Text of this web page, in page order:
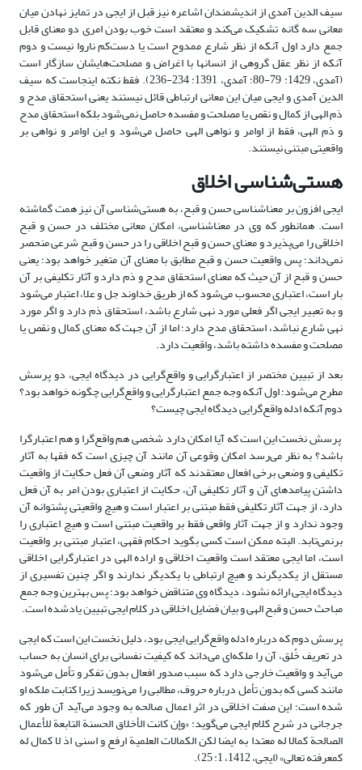
سیف الدین آمدی از اندیشمندان اشاعره نیز قبل از ایجی در تمایز نهادن میان
معانی سه گانه تشکیک می‌کند و معتقد است خوب بودن امری دو معنای قابل
جمع دارد اول آنکه از نظر شارع ممدوح است یا دست‌کم ناروا نیست و دوم
آنکه از نظر عقل گروهی از انسانها با اغراض و مصلحت‌هایشان سازگار است
(آمدی، 1429: 79-80؛ آمدی، 1391: 234-236). فقط نکته اینجاست که سیف
الدین آمدی و ایجی میان این معانی ارتباطی قائل نیستند یعنی استحقاق مدح و
ذم الهی از کمال و نقص یا مصلحت و مفسده حاصل نمی‌شود بلکه استحقاق مدح
و ذم الهی، فقط از اوامر و نواهی الهی حاصل می‌شود و این اوامر و نواهی بر
واقعیتی مبتنی نیستند.
هستی‌شناسی اخلاق
ایجی افزون بر معناشناسی حسن و قبح، به هستی‌شناسی آن نیز همت گماشته
است. همانطور که وی در معناشناسی، امکان معانی مختلف در حسن و قبح
اخلاقی را می‌پذیرد و معنای حسن و قبح اخلاقی را در حسن و قبح شرعی منحصر
نمی‌داند؛ پس واقعیت حسن و قبح مطابق با معنای آن متغیر خواهد بود؛ یعنی
حسن و قبح از آن حیث که معنای استحقاق مدح و ذم دارد و آثار تکلیفی بر آن
بار است، اعتباری محسوب می‌شود که از طریق خداوند جل و علا، اعتبار می‌شود
و به تعبیر ایجی اگر فعلی مورد نهی شارع باشد، استحقاق ذم دارد و اگر مورد
نهی شارع نباشد، استحقاق مدح دارد؛ اما از آن جهت که معنای کمال و نقص یا
مصلحت و مفسده داشته باشد، واقعیت دارد.
بعد از تبیین مختصر از اعتبارگرایی و واقع‌گرایی در دیدگاه ایجی، دو پرسش
مطرح می‌شود؛ اول آنکه وجه جمع اعتبارگرایی و واقع‌گرایی چگونه خواهد بود؟
دوم آنکه ادله واقع‌گرایی دیدگاه ایجی چیست؟
پرسش نخست این است که آیا امکان دارد شخصی هم واقع‌گرا و هم اعتبارگرا
باشد؟ به نظر می‌رسد امکان وقوعی آن مانند آن چیزی است که فقها به آثار
تکلیفی و وضعی برخی افعال معتقدند که آثار وضعی آن فعل حکایت از واقعیت
داشتن پیامدهای آن و آثار تکلیفی آن، حکایت از اعتباری بودن امر به آن فعل
دارد، از جهت آثار تکلیفی فقط مبتنی بر اعتبار است و هیچ واقعیتی پشتوانه آن
وجود ندارد و از جهت آثار واقعی فقط بر واقعیت مبتنی است و هیچ اعتباری را
برنمی‌تابد. البته ممکن است کسی بگوید احکام فقهی، اعتبار مبتنی بر واقعیت
است، اما ایجی معتقد است واقعیت اخلاقی و اراده الهی در اعتبارگرایی اخلاقی
مستقل از یکدیگرند و هیچ ارتباطی با یکدیگر ندارند و اگر چنین تفسیری از
دیدگاه ایجی ارائه نشود، دیدگاه وی متناقض خواهد بود؛ پس بهترین وجه جمع
مباحث حسن و قبح الهی و بیان فضایل اخلاقی در کلام ایجی تبیین یادشده است.
پرسش دوم که درباره ادله واقع‌گرایی ایجی بود، دلیل نخست این است که ایجی
در تعریف خُلق، آن را ملکه‌ای می‌داند که کیفیت نفسانی برای انسان به حساب
می‌آید و واقعیت خارجی دارد که سبب صدور افعال بدون تفکر و تأمل می‌شود
مانند کسی که بدون تأمل درباره حروف، مطالبی را می‌نویسد زیرا کتابت ملکه او
شده است؛ این صفت اخلاقی در اثر اعمال صالحه به وجود می‌آید آن طور که
جرجانی در شرح کلام ایجی می‌گوید: «وإن کانت الأخلاق الحسنة التابعة للأعمال
الصالحة کمالا له معتدا به ایضا لکن الکمالات العلمیة ارفع و اسنی اذ لا کمال له
کمعرفته تعالی» (ایجی، 1412، 1: 25).